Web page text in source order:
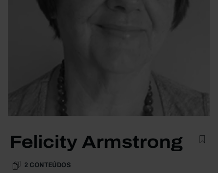
Felicity Armstrong
2 CONTEÚDOS